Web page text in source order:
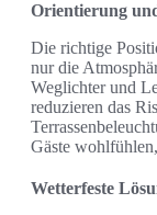
Orientierung
Die richtige
nur die
Weglichter und
reduzieren das
Gäste
Wetterfeste